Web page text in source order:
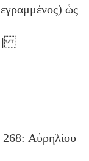
ὡς
]
Αὐρηλίου